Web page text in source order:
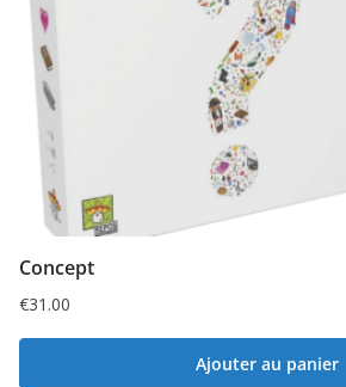
Concept
€31.00
Ajouter au panier